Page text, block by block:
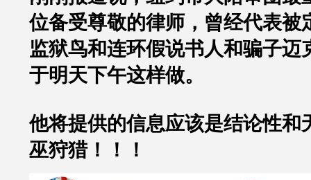
位备受尊敬的律师，曾经代表被
监狱鸟和连环假说书人和骗子迈
于明天下午这样做。
他将提供的信息应该是结论性和
巫狩猎！！！